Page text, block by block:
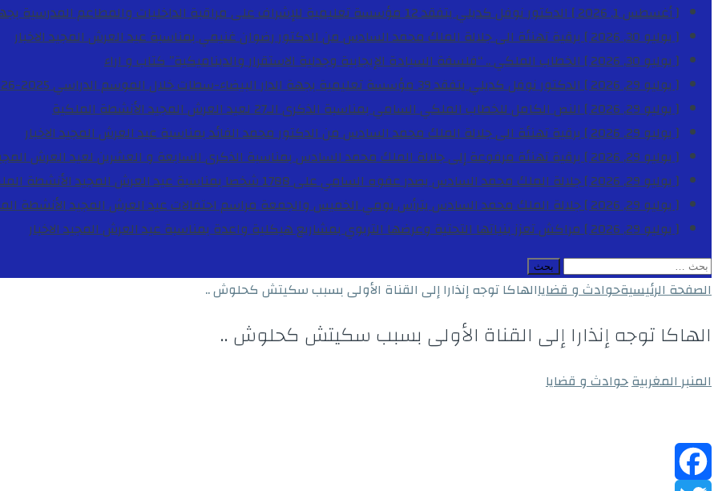
[ أغسطس 1, 2026 ]
الدكتور نوفل كديلي يتفقد 12 مؤسسة تعليمية للإشراف على مراقبة الداخليات والمطاعم المدرسية بجهة الدار البيضاء-سطات
[ يوليو 30, 2026 ]
برقية تهنئة الى جلالة الملك محمد السادس من الدكتور رضوان غنيمي بمناسبة عيد العرش المجيدالاخبار
[ يوليو 30, 2026 ]
الخطاب الملكي .. “فلسفة السيادة الإيجابية وجدلية الاستقرار والديناميكية”كتاب و اراء
[ يوليو 29, 2026 ]
الدكتور نوفل كديلي يتفقد 39 مؤسسة تعليمية بجهة الدار البيضاء-سطات خلال الموسم الدراسي 2025-2026
[ يوليو 29, 2026 ]
النص الكامل للخطاب الملكي السامي بمناسبة الذكرى الـ27 لعيد العرش المجيد
الأنشطة الملكية
[ يوليو 29, 2026 ]
برقية تهنئة الى جلالة الملك محمد السادس من الدكتور محمد الفائد بمناسبة عيد العرش المجيدالاخبار
[ يوليو 29, 2026 ]
برقية تهنئة مرفوعة إلى جلالة الملك محمد السادس بمناسبة الذكرى السابعة و العشرين لعيد العرش
[ يوليو 29, 2026 ]
جلالة الملك محمد السادس يصدر عفوه السامي على 1788 شخصا بمناسبة عيد العرش المجيد
الأنشطة
[ يوليو 29, 2026 ]
جلالة الملك محمد السادس يترأس يومي الخميس والجمعة مراسم احتفالات عيد العرش المجيدالأنشطة
[ يوليو 29, 2026 ]
مراكش تعزز بنياتها التحتية وعرضها التربوي بمشاريع هيكلية واعدة بمناسبة عيد العرش المجيدالاخبار
البحث
عن:
الصفحة الرئيسيةحوادث و قضاياالهاكا توجه إنذارا إلى القناة الأولى بسبب سكيتش كحلوش ..
الهاكا توجه إنذارا إلى القناة الأولى بسبب سكيتش كحلوش ..
المنبر المغربيةحوادث و قضايا